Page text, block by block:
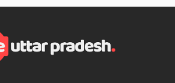
महिला का कंकाल, एक साल से पड़ी थी